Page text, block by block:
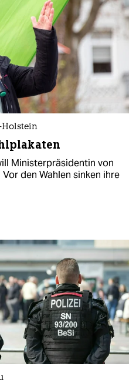
Ministerpräsidentin von
den Wahlen sinken ihre